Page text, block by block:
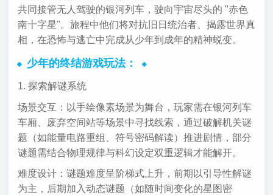
共同接管无人驾驶的银河列车，驶向宇宙尽头的 "赤色
南十字星"。旅程中他们将对抗旧日统治者、揭露世界真
相，在恐怖与逃亡中完成从少年到成年的精神蜕变。
少年的终结游戏玩法：
1. 探索解谜系统
场景交互：以手绘像素场景为舞台，玩家需在银河列车
车厢、废弃空间站等场景中寻找线索，通过破解机关谜
题（如能量电路重组、符号密码解读）推进剧情，部分
谜题需结合物理规律与科幻设定双重逻辑才能解开。
难度设计：谜题难度呈阶梯式上升，前期以引导性解谜
为主，后期加入动态谜题（如随时间变化的星图密